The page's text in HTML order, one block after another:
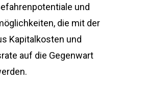
und
die mit der
Kapitalkosten und
auf die Gegenwart